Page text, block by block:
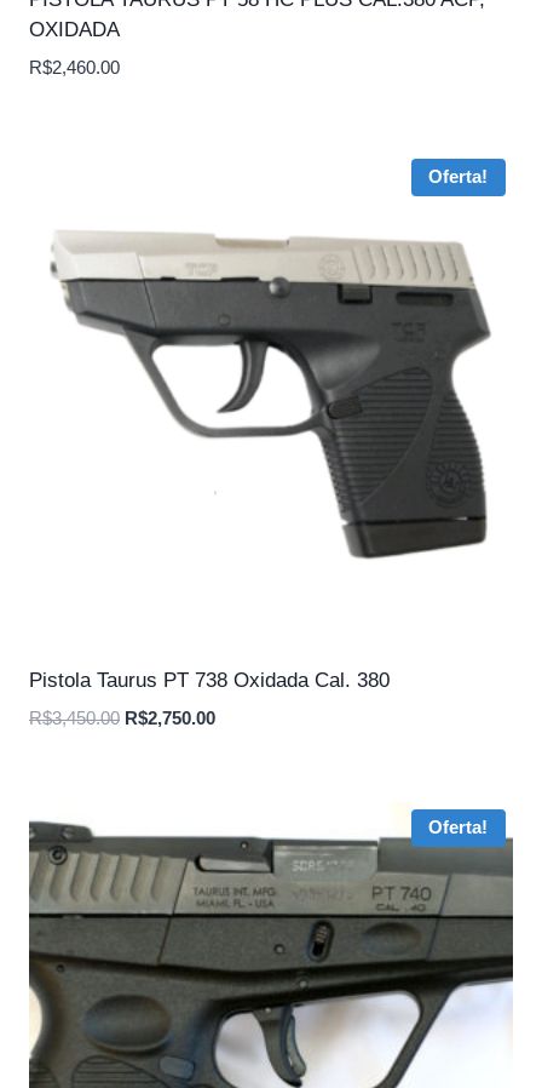
OXIDADA
R$2,460.00
Oferta!
Pistola Taurus PT 738 Oxidada Cal. 380
R$3,450.00 O
R$2,750.00O
Oferta!